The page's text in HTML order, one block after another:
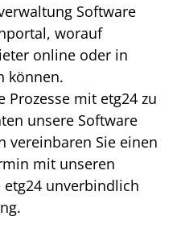
Software
worauf
online oder in
können.
Prozesse mit etg24 zu
unsere Software
vereinbaren Sie einen
mit unseren
etg24 unverbindlich